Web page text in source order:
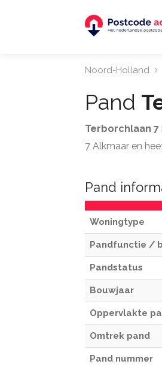
Noord-Holland
Pand
Terborchlaan 7
7 Alkmaar en
Pand
Woningtype
Pandfunctie /
Pandstatus
Bouwjaar
Oppervlakte
Omtrek pand
Pand nummer